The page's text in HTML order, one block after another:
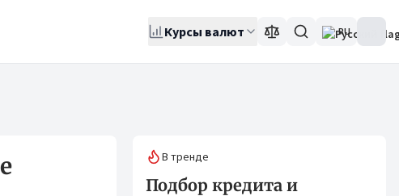
Курсы валют RU
В тренде
Подбор кредита и